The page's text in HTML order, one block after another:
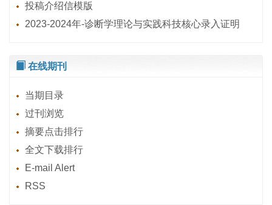
投稿介绍信模版
2023-2024年-诊断学理论与实践科技核心录入证明
在线期刊
当期目录
过刊浏览
摘要点击排行
全文下载排行
E-mail Alert
RSS